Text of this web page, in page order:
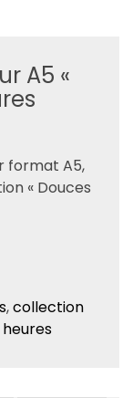
A5 «
format A5,
« Douces
,collection